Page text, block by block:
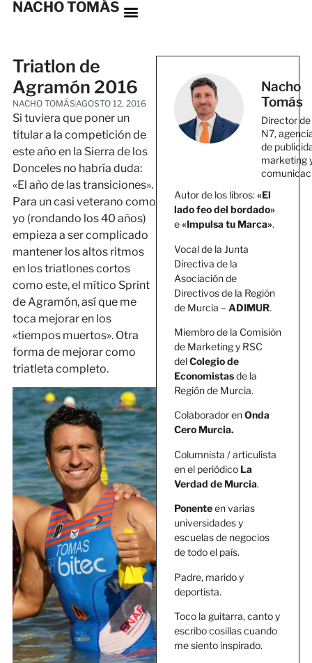
NACHO TOMÁS
Triatlon de
Agramón 2016
NACHO TOMÁSAGOSTO 12, 2016
Si tuviera que poner un
titular a la competición de
este año en la Sierra de los
Donceles no habría duda:
«El año de las transiciones».
Para un casi veterano como
yo (rondando los 40 años)
empieza a ser complicado
mantener los altos ritmos
en los triatlones cortos
como este, el mítico Sprint
de Agramón, así que me
toca mejorar en los
«tiempos muertos». Otra
forma de mejorar como
triatleta completo.
Nacho
Tomás
Director de
N7,
de
marketing
Autor de los libros:«El
lado feo del bordado»
e«Impulsa tu Marca».
Vocal de la Junta
Directiva de la
Asociación de
Directivos de la Región
de Murcia – ADIMUR.
Miembro de la Comisión
de Marketing y RSC
delColegio de
Economistasde la
Región de Murcia.
Colaborador enOnda
Cero Murcia.
Columnista / articulista
en el periódico La
Verdad de Murcia.
Ponenteen varias
universidades y
escuelas de negocios
de todo el país.
Padre, marido y
deportista.
Toco la guitarra, canto y
escribo cosillas cuando
me siento inspirado.